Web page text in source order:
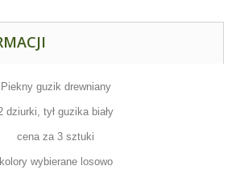
Piekny guzik drewniany
dziurki, tył guzika biały
cena za 3 sztuki
kolory wybierane losowo